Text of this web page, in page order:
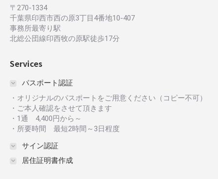
〒270-1334
千葉県印西市西の原3丁目4番地10-407
事務所最寄り駅
北総公団線印西牧の原駅徒歩17分
Services
パスポート認証
・オリジナルのパスポートをご用意ください（コピー不可）
・ご本人確認をさせて頂きます
・1通 4,400円から～
・所要時間 最短2時間～3日程度
サイン認証
居住証明書作成